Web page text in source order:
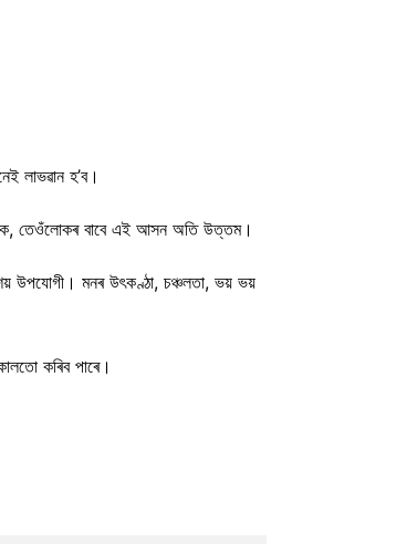
লাভৱান হ’ব।
তেওঁলোকৰ বাবে এই আসন অতি উত্তম।
উপযোগী। মনৰ উৎকণ্ঠা, চঞ্চলতা, ভয় ভয়
কৰিব পাৰে।